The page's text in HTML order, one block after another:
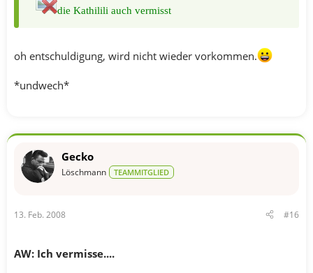
die Kathilili auch vermisst
oh entschuldigung, wird nicht wieder vorkommen.
*undwech*
Gecko
Löschmann TEAMMITGLIED
13. Feb. 2008 #16
AW: Ich vermisse....